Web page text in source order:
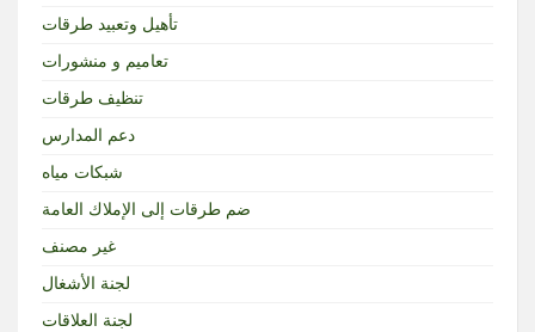
تأهيل وتعبيد طرقات
تعاميم و منشورات
تنظيف طرقات
دعم المدارس
شبكات مياه
ضم طرقات إلى الإملاك العامة
غير مصنف
لجنة الأشغال
لجنة العلاقات